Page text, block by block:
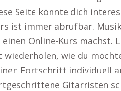
Seite könnte dich
ist immer abrufbar.
einen Online-Kurs machst.
wiederholen, wie du
Fortschritt individuell
Gitarristen